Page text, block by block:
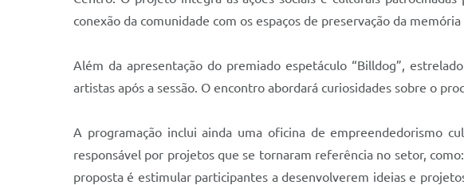
conexão da comunidade com os espaços de preservação da
Além da apresentação do premiado espetáculo “Billdog”,
artistas após a sessão. O encontro abordará curiosidades sobre o
A programação inclui ainda uma oficina de empreendedorismo
responsável por projetos que se tornaram referência no setor,
proposta é estimular participantes a desenvolverem ideias e